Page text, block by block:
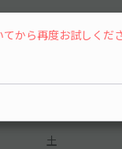
土
から再度お試しくだ